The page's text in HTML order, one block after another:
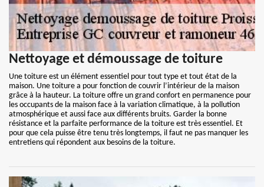
Nettoyage et démoussage de toiture
Une toiture est un élément essentiel pour tout type et tout état de la
maison. Une toiture a pour fonction de couvrir l’intérieur de la maison
grâce à la hauteur. La toiture offre un grand confort en permanence pour
les occupants de la maison face à la variation climatique, à la pollution
atmosphérique et aussi face aux différents bruits. Garder la bonne
résistance et la parfaite performance de la toiture est très essentiel. Et
pour que cela puisse être tenu très longtemps, il faut ne pas manquer les
entretiens qui répondent aux besoins de la toiture.